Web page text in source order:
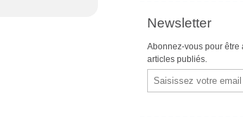
Newsletter
Abonnez-vous pour être
articles publiés.
Email